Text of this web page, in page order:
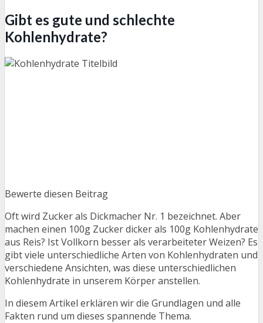
Gibt es gute und schlechte
Kohlenhydrate?
Bewerte diesen Beitrag
Oft wird Zucker als Dickmacher Nr. 1 bezeichnet. Aber
machen einen 100g Zucker dicker als 100g Kohlenhydrate
aus Reis? Ist Vollkorn besser als verarbeiteter Weizen? Es
gibt viele unterschiedliche Arten von Kohlenhydraten und
verschiedene Ansichten, was diese unterschiedlichen
Kohlenhydrate in unserem Körper anstellen.
In diesem Artikel erklären wir die Grundlagen und alle
Fakten rund um dieses spannende Thema.